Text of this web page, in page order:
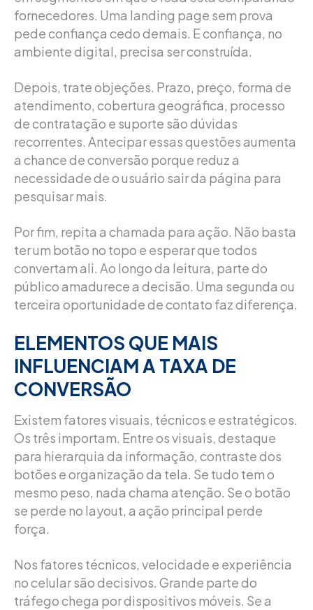
fornecedores. Uma landing page sem prova
pede confiança cedo demais. E confiança, no
ambiente digital, precisa ser construída.
Depois, trate objeções. Prazo, preço, forma de
atendimento, cobertura geográfica, processo
de contratação e suporte são dúvidas
recorrentes. Antecipar essas questões aumenta
a chance de conversão porque reduz a
necessidade de o usuário sair da página para
pesquisar mais.
Por fim, repita a chamada para ação. Não basta
ter um botão no topo e esperar que todos
convertam ali. Ao longo da leitura, parte do
público amadurece a decisão. Uma segunda ou
terceira oportunidade de contato faz diferença.
ELEMENTOS QUE MAIS
INFLUENCIAM A TAXA DE
CONVERSÃO
Existem fatores visuais, técnicos e estratégicos.
Os três importam. Entre os visuais, destaque
para hierarquia da informação, contraste dos
botões e organização da tela. Se tudo tem o
mesmo peso, nada chama atenção. Se o botão
se perde no layout, a ação principal perde
força.
Nos fatores técnicos, velocidade e experiência
no celular são decisivos. Grande parte do
tráfego chega por dispositivos móveis. Se a